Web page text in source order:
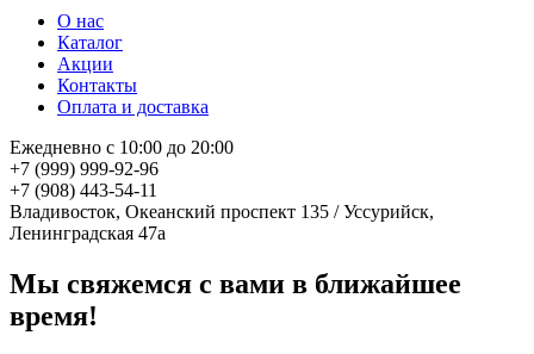
О нас
Каталог
Акции
Контакты
Оплата и доставка
Ежедневно с 10:00 до 20:00
+7 (999) 999-92-96
+7 (908) 443-54-11
Владивосток, Океанский проспект 135 / Уссурийск,
Ленинградская 47а
Мы свяжемся с вами в ближайшее
время!